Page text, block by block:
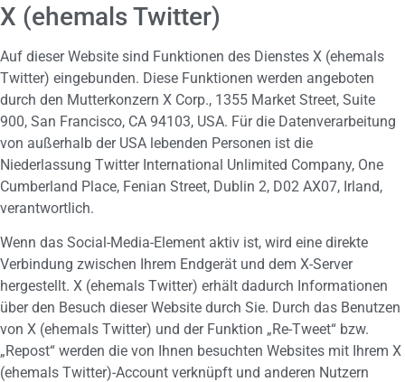
X (ehemals Twitter)
Auf dieser Website sind Funktionen des Dienstes X (ehemals
Twitter) eingebunden. Diese Funktionen werden angeboten
durch den Mutterkonzern X Corp., 1355 Market Street, Suite
900, San Francisco, CA 94103, USA. Für die Datenverarbeitung
von außerhalb der USA lebenden Personen ist die
Niederlassung Twitter International Unlimited Company, One
Cumberland Place, Fenian Street, Dublin 2, D02 AX07, Irland,
verantwortlich.
Wenn das Social-Media-Element aktiv ist, wird eine direkte
Verbindung zwischen Ihrem Endgerät und dem X-Server
hergestellt. X (ehemals Twitter) erhält dadurch Informationen
über den Besuch dieser Website durch Sie. Durch das Benutzen
von X (ehemals Twitter) und der Funktion „Re-Tweet“ bzw.
„Repost“ werden die von Ihnen besuchten Websites mit Ihrem X
(ehemals Twitter)-Account verknüpft und anderen Nutzern